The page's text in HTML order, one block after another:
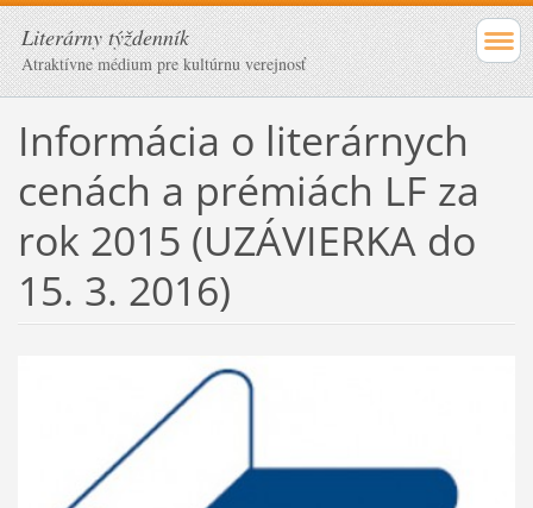
Literárny týždenník
Atraktívne médium pre kultúrnu verejnosť
Informácia o literárnych
cenách a prémiách LF za
rok 2015 (UZÁVIERKA do
15. 3. 2016)